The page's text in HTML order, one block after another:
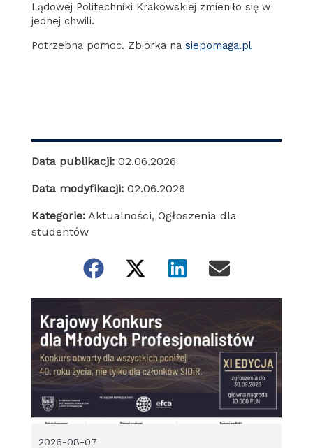
Lądowej Politechniki Krakowskiej zmieniło się w
jednej chwili.
Potrzebna pomoc. Zbiórka na siepomaga.pl
Data publikacji: 02.06.2026
Data modyfikacji: 02.06.2026
Kategorie: Aktualności, Ogłoszenia dla
studentów
2026-08-07